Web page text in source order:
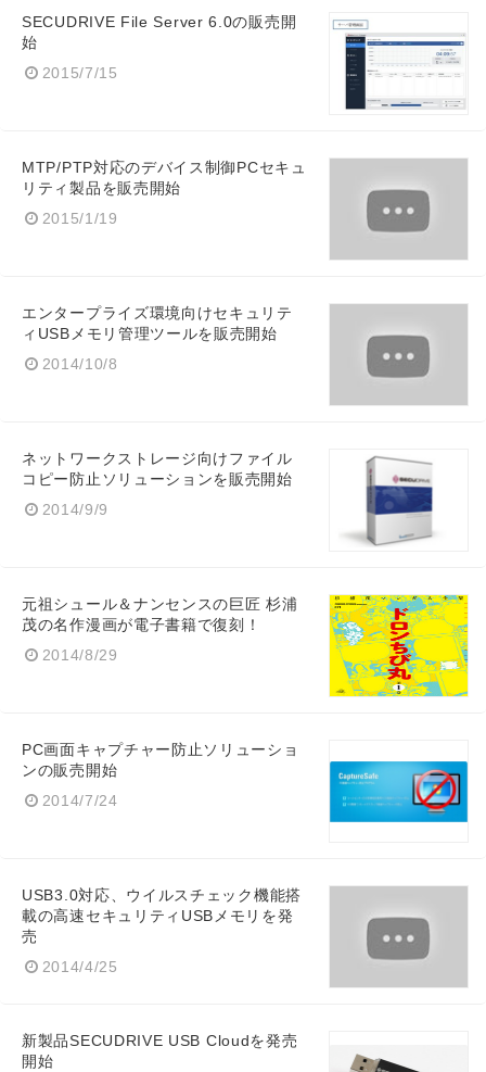
SECUDRIVE File Server 6.0の販売開
始
2015/7/15
MTP/PTP対応のデバイス制御PCセキュ
リティ製品を販売開始
2015/1/19
エンタープライズ環境向けセキュリテ
ィUSBメモリ管理ツールを販売開始
2014/10/8
ネットワークストレージ向けファイル
コピー防止ソリューションを販売開始
2014/9/9
元祖シュール＆ナンセンスの巨匠 杉浦
茂の名作漫画が電子書籍で復刻！
2014/8/29
PC画面キャプチャー防止ソリューショ
ンの販売開始
2014/7/24
USB3.0対応、ウイルスチェック機能搭
載の高速セキュリティUSBメモリを発
売
2014/4/25
新製品SECUDRIVE USB Cloudを発売
開始
Japanese